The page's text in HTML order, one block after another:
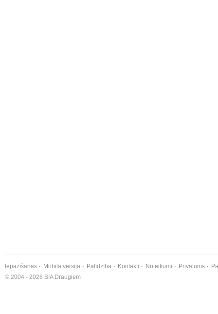
Iepazīšanās Mobilā versija Palīdzība Kontakti Noteikumi Privātums
© 2004 - 2026 SIA Draugiem